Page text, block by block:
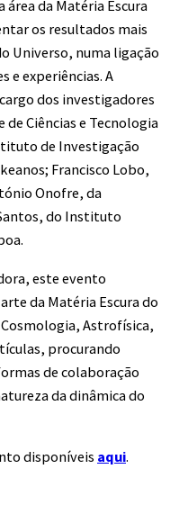
da Matéria Escura
os resultados mais
Universo, numa ligação
e experiências. A
dos investigadores
de Ciências e Tecnologia
de Investigação
Francisco Lobo,
Onofre, da
do Instituto
este evento
da Matéria Escura do
Astrofísica,
procurando
de colaboração
da dinâmica do
disponíveis aqui.